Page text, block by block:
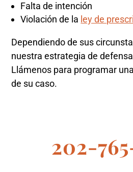
Falta de intención
Violación de la ley de
Dependiendo de sus
nuestra estrategia de
Llámenos para programar
de su caso.
202-